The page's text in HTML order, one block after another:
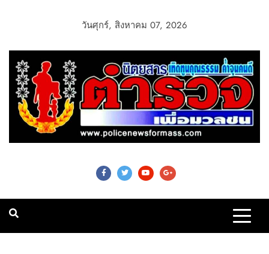
วันศุกร์, สิงหาคม 07, 2026
Police News For
Mass